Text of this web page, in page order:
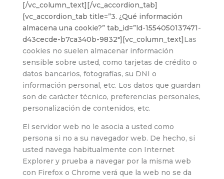
[/vc_column_text][/vc_accordion_tab]
[vc_accordion_tab title=”3. ¿Qué información
almacena una cookie?” tab_id=”ld-1554050137471-
d43cecde-b7ca340b-9832″][vc_column_text]Las
cookies no suelen almacenar información
sensible sobre usted, como tarjetas de crédito o
datos bancarios, fotografías, su DNI o
información personal, etc. Los datos que guardan
son de carácter técnico, preferencias personales,
personalización de contenidos, etc.
El servidor web no le asocia a usted como
persona si no a su navegador web. De hecho, si
usted navega habitualmente con Internet
Explorer y prueba a navegar por la misma web
con Firefox o Chrome verá que la web no se da